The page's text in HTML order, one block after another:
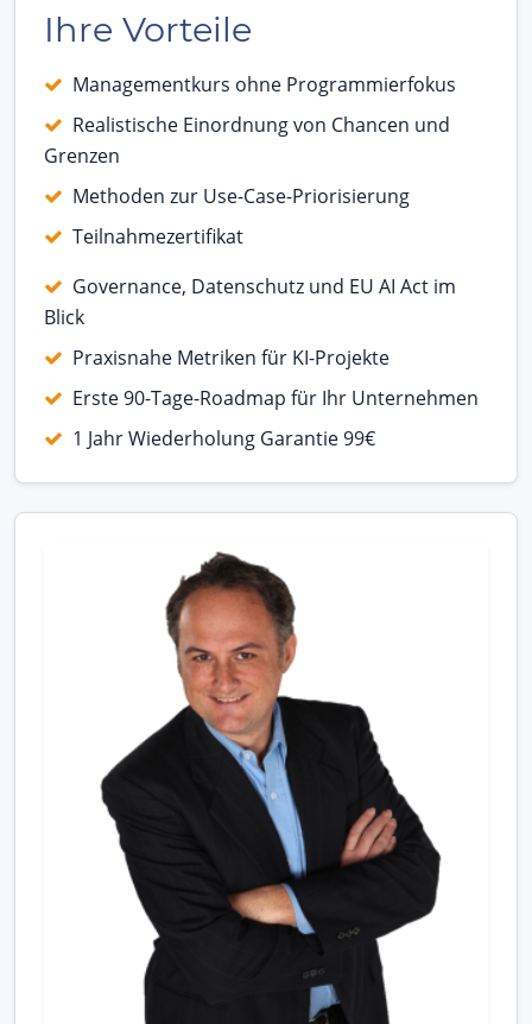
Ihre Vorteile
Managementkurs ohne Programmierfokus
Realistische Einordnung von Chancen und
Grenzen
Methoden zur Use-Case-Priorisierung
Teilnahmezertifikat
Governance, Datenschutz und EU AI Act im
Blick
Praxisnahe Metriken für KI-Projekte
Erste 90-Tage-Roadmap für Ihr Unternehmen
1 Jahr Wiederholung Garantie 99€